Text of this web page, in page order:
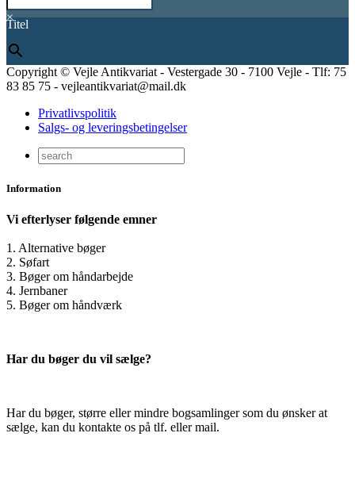
×
Titel
Copyright © Vejle Antikvariat - Vestergade 30 - 7100 Vejle - Tlf: 75
83 85 75 - vejleantikvariat@mail.dk
Privatlivspolitik
Salgs- og leveringsbetingelser
Information
Vi efterlyser følgende emner
1. Alternative bøger
2. Søfart
3. Bøger om håndarbejde
4. Jernbaner
5. Bøger om håndværk
Har du bøger du vil sælge?
Har du bøger, større eller mindre bogsamlinger som du ønsker at
sælge, kan du kontakte os på tlf. eller mail.